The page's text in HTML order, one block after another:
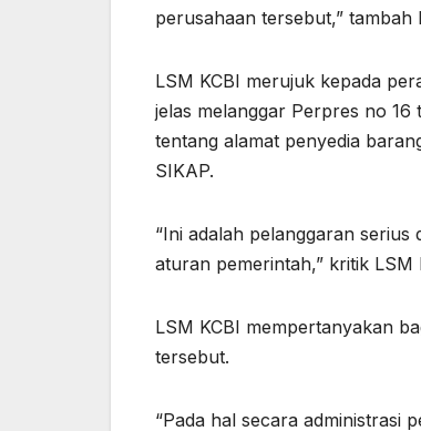
perusahaan tersebut,” tambah
LSM KCBI merujuk kepada
jelas melanggar Perpres no
tentang alamat penyedia
SIKAP.
“Ini adalah pelanggaran
aturan pemerintah,” kritik LSM
LSM KCBI mempertanyakan
tersebut.
“Pada hal secara administrasi